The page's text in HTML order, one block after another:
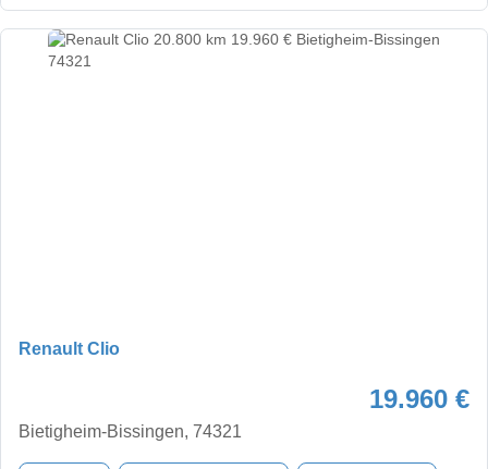
Renault Clio
19.960 €
Bietigheim-Bissingen, 74321